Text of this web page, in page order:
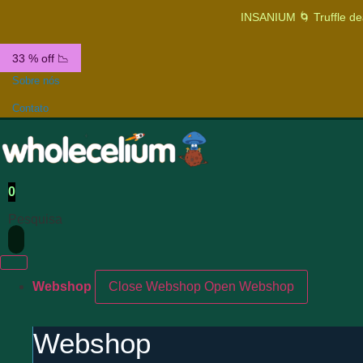
INSANIUM 🌀 Truffle
33 % off 📉
Sobre nós
Contato
0
Pesquisa
Webshop Close Webshop Open Webshop
Webshop